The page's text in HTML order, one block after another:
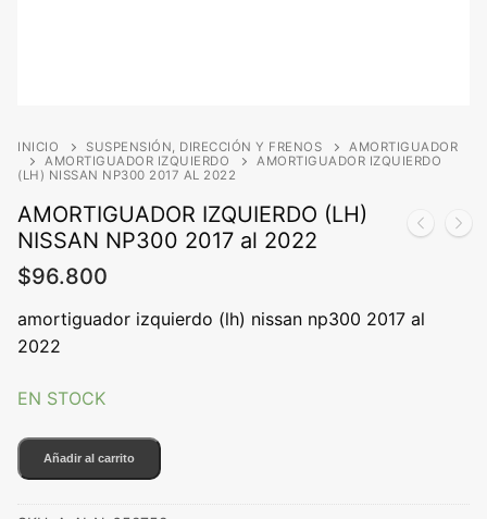
INICIO SUSPENSIÓN, DIRECCIÓN Y FRENOS
AMORTIGUADOR
AMORTIGUADOR IZQUIERDO
AMORTIGUADOR IZQUIERDO
(LH) NISSAN NP300 2017 AL 2022
AMORTIGUADOR IZQUIERDO (LH)
NISSAN NP300 2017 al 2022
$96.800
amortiguador izquierdo (lh) nissan np300 2017 al
2022
EN STOCK
AMORTIGUADOR
IZQUIERDO
Añadir al carrito